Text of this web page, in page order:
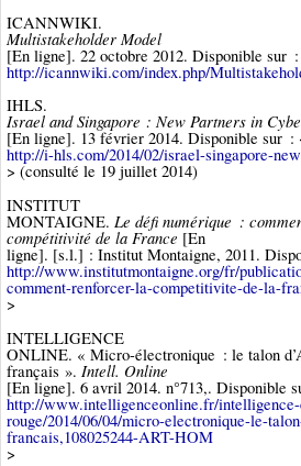
ICANNWIKI.
Multistakeholder Model
[En ligne]. 22 octobre 2012. Disponible sur
http://icannwiki.com/index.php/
IHLS.
Israel and Singapore : New Partners in
[En ligne]. 13 février 2014. Disponible sur :
http://i-hls.com/2014/02/israel-singapore-
> (consulté le 19 juillet 2014)
INSTITUT
MONTAIGNE. Le défi numérique :
compétitivité de la France [En
ligne]. [s.l.] : Institut Montaigne, 2011.
http://www.institutmontaigne.org/fr/
comment-renforcer-la-competitivite-de-la-
>
INTELLIGENCE
ONLINE. « Micro-électronique : le talon
français ». Intell. Online
[En ligne]. 6 avril 2014. n°713,. Disponible
http://www.intelligenceonline.fr/
rouge/2014/06/04/micro-electronique-le-
francais,108025244-ART-HOM
>